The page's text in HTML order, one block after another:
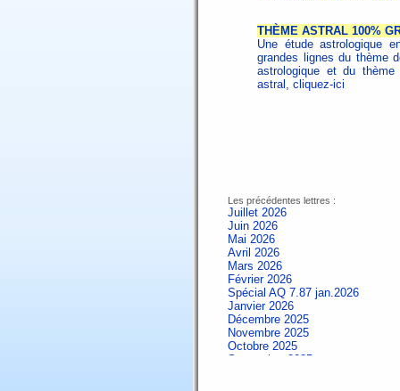
THÈME ASTRAL 100%
Une étude astrologique
grandes lignes du thème
astrologique et du
astral, cliquez-ici
Les précédentes lettres :
Juillet 2026
Juin 2026
Mai 2026
Avril 2026
Mars 2026
Février 2026
Spécial AQ 7.87 jan.2026
Janvier 2026
Décembre 2025
Novembre 2025
Octobre 2025
Septembre 2025